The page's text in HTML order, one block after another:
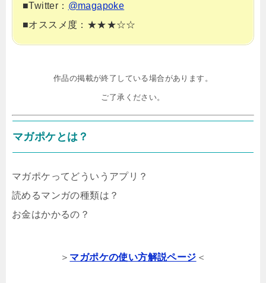
■Twitter： @magapoke
■オススメ度：★★★☆☆
作品の掲載が終了している場合があります。
ご了承ください。
マガポケとは？
マガポケってどういうアプリ？
読めるマンガの種類は？
お金はかかるの？
＞ マガポケの使い方解説ページ ＜